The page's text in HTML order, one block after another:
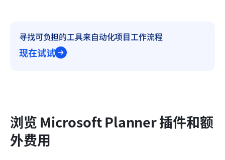
寻找可负担的工具来自动化项目工作流程
现在试试
浏览 Microsoft Planner 插件和额
外费用